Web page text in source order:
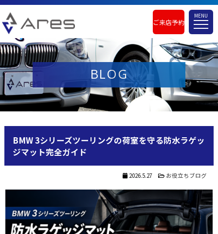
ご来店予約
MENU
BLOG
BMW 3シリーズツーリングの荷室を守る防水ラゲッ
ジマット完全ガイド
2026.5.27 お役立ちブログ